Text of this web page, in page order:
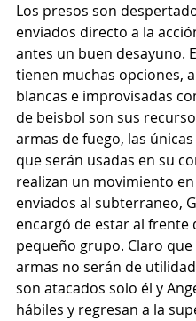
Los presos son
enviados directo a la
antes un buen desayuno.
tienen muchas opciones,
blancas e improvisadas
de beisbol son sus
armas de fuego, las
que serán usadas en su
realizan un movimiento en
enviados al subterraneo,
encargó de estar al frente
pequeño grupo. Claro que
armas no serán de
son atacados solo él y
hábiles y regresan a la